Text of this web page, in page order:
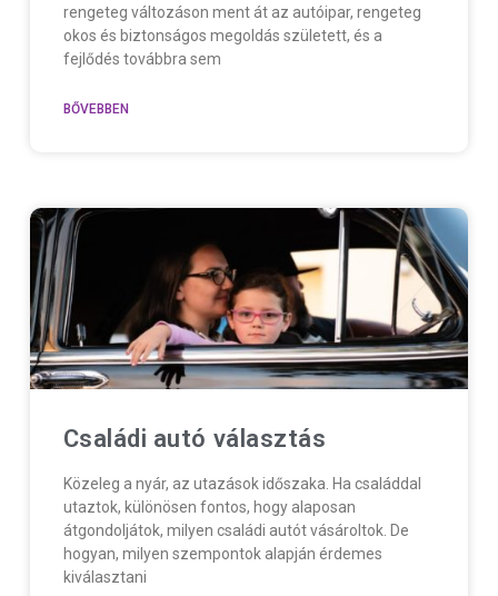
rengeteg változáson ment át az autóipar, rengeteg
okos és biztonságos megoldás született, és a
fejlődés továbbra sem
BŐVEBBEN
Családi autó választás
Közeleg a nyár, az utazások időszaka. Ha családdal
utaztok, különösen fontos, hogy alaposan
átgondoljátok, milyen családi autót vásároltok. De
hogyan, milyen szempontok alapján érdemes
kiválasztani